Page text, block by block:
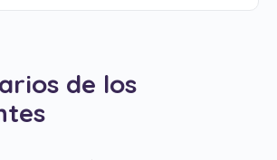
de los